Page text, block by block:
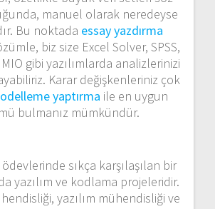
manuel olarak neredeyse
Bu noktada essay yazdırma
biz size Excel Solver, SPSS,
gibi yazılımlarda analizlerinizi
Karar değişkenleriniz çok
yaptırma ile en uygun
bulmanız mümkündür.
sıkça karşılaşılan bir
yazılım ve kodlama projeleridir.
yazılım mühendisliği ve